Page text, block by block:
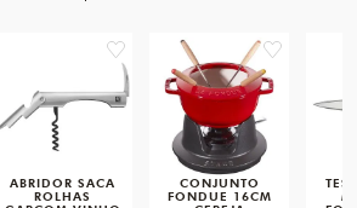
favorite
ABRIDOR SACA
ROLHAS
favorite
CONJUNTO
FONDUE 16CM